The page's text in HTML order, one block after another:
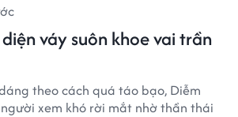
váy suôn khoe vai trần
theo cách quá táo bạo, Diễm
xem khó rời mắt nhờ thần thái